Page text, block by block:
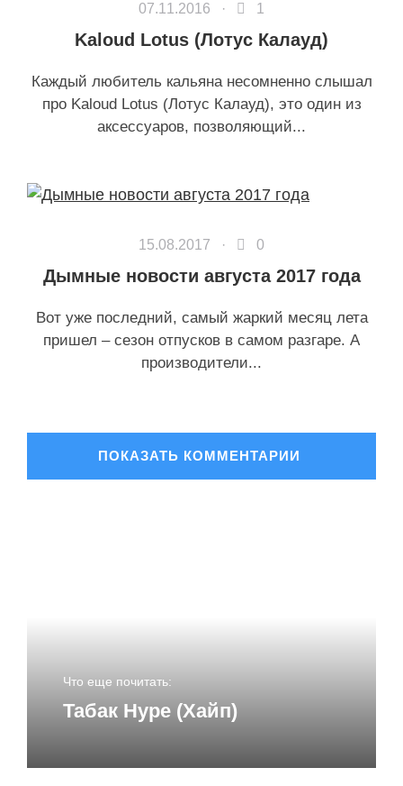
07.11.2016 · 1
Kaloud Lotus (Лотус Калауд)
Каждый любитель кальяна несомненно слышал
про Kaloud Lotus (Лотус Калауд), это один из
аксессуаров, позволяющий...
15.08.2017 · 0
Дымные новости августа 2017 года
Вот уже последний, самый жаркий месяц лета
пришел – сезон отпусков в самом разгаре. А
производители...
Что еще почитать:
Табак Hype (Хайп)